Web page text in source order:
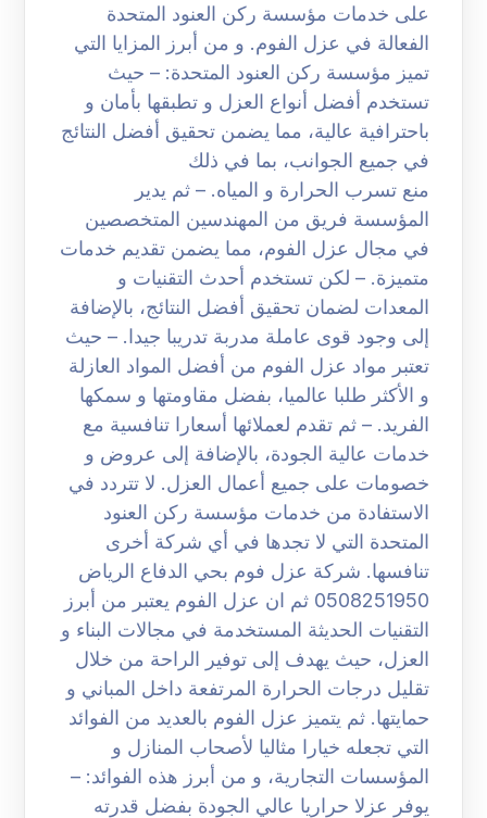
على خدمات مؤسسة ركن العنود المتحدة
الفعالة في عزل الفوم. و من أبرز المزايا التي
تميز مؤسسة ركن العنود المتحدة: – حيث
تستخدم أفضل أنواع العزل و تطبقها بأمان و
باحترافية عالية، مما يضمن تحقيق أفضل النتائج
في جميع الجوانب، بما في ذلك
منع تسرب الحرارة و المياه. – ثم يدير
المؤسسة فريق من المهندسين المتخصصين
في مجال عزل الفوم، مما يضمن تقديم خدمات
متميزة. – لكن تستخدم أحدث التقنيات و
المعدات لضمان تحقيق أفضل النتائج، بالإضافة
إلى وجود قوى عاملة مدربة تدريبا جيدا. – حيث
تعتبر مواد عزل الفوم من أفضل المواد العازلة
و الأكثر طلبا عالميا، بفضل مقاومتها و سمكها
الفريد. – ثم تقدم لعملائها أسعارا تنافسية مع
خدمات عالية الجودة، بالإضافة إلى عروض و
خصومات على جميع أعمال العزل. لا تتردد في
الاستفادة من خدمات مؤسسة ركن العنود
المتحدة التي لا تجدها في أي شركة أخرى
تنافسها. شركة عزل فوم بحي الدفاع الرياض
0508251950 ثم ان عزل الفوم يعتبر من أبرز
التقنيات الحديثة المستخدمة في مجالات البناء و
العزل، حيث يهدف إلى توفير الراحة من خلال
تقليل درجات الحرارة المرتفعة داخل المباني و
حمايتها. ثم يتميز عزل الفوم بالعديد من الفوائد
التي تجعله خيارا مثاليا لأصحاب المنازل و
المؤسسات التجارية، و من أبرز هذه الفوائد: –
يوفر عزلا حراريا عالي الجودة بفضل قدرته